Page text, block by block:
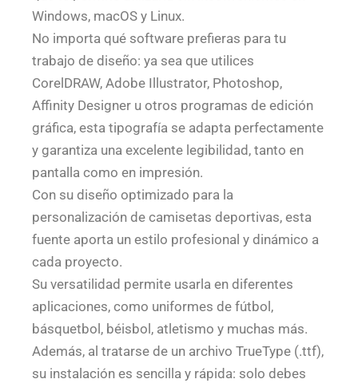
Windows, macOS y Linux.
No importa qué software prefieras para tu
trabajo de diseño: ya sea que utilices
CorelDRAW, Adobe Illustrator, Photoshop,
Affinity Designer u otros programas de edición
gráfica, esta tipografía se adapta perfectamente
y garantiza una excelente legibilidad, tanto en
pantalla como en impresión.
Con su diseño optimizado para la
personalización de camisetas deportivas, esta
fuente aporta un estilo profesional y dinámico a
cada proyecto.
Su versatilidad permite usarla en diferentes
aplicaciones, como uniformes de fútbol,
básquetbol, béisbol, atletismo y muchas más.
Además, al tratarse de un archivo TrueType (.ttf),
su instalación es sencilla y rápida: solo debes